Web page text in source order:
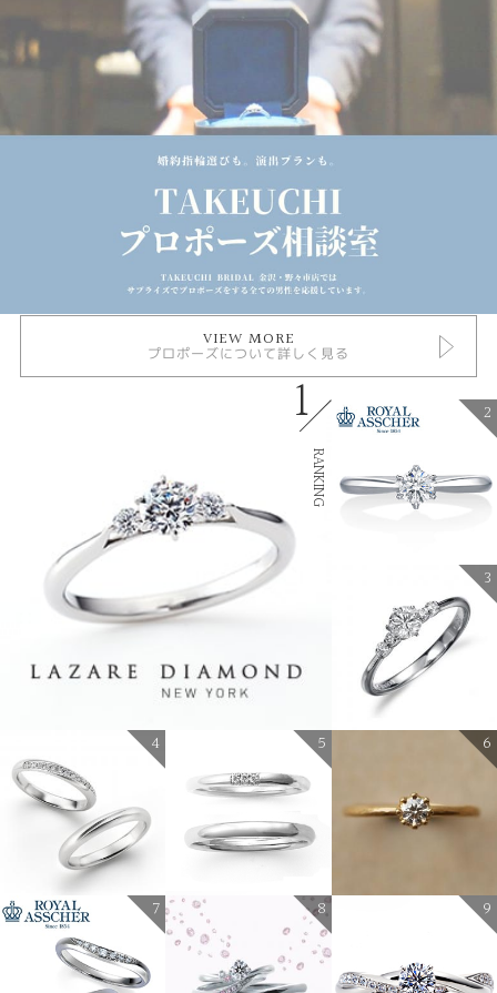
VIEW MORE
プロポーズについて詳しく見る